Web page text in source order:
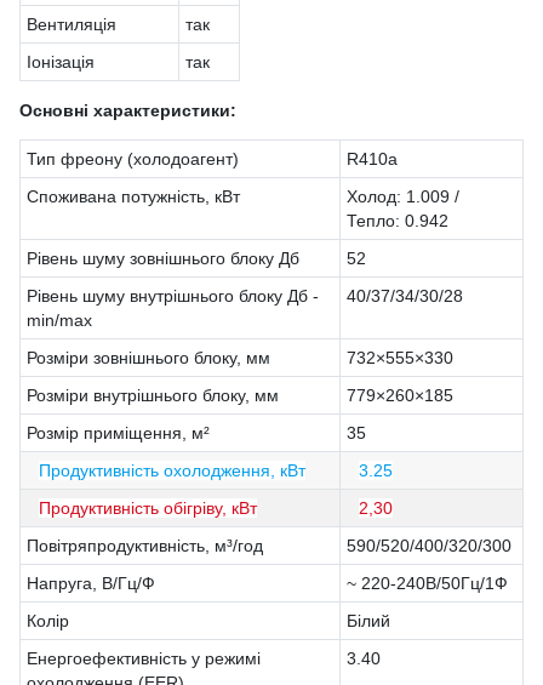
Вентиляція
так
Іонізація
так
Основні характеристики:
Тип фреону (холодоагент)
R410a
Споживана потужність, кВт
Холод: 1.009 /
Тепло: 0.942
Рівень шуму зовнішнього блоку Дб
52
Рівень шуму внутрішнього блоку Дб -
min/max
40/37/34/30/28
Розміри зовнішнього блоку, мм
732×555×330
Розміри внутрішнього блоку, мм
779×260×185
Розмір приміщення, м²
35
Продуктивність охолодження, кВт
3.25
Продуктивність обігріву, кВт
2,30
Повітряпродуктивність, м³/год
590/520/400/320/300
Напруга, В/Гц/Ф
~ 220-240В/50Гц/1Ф
Колір
Білий
Енергоефективність у режимі
3.40